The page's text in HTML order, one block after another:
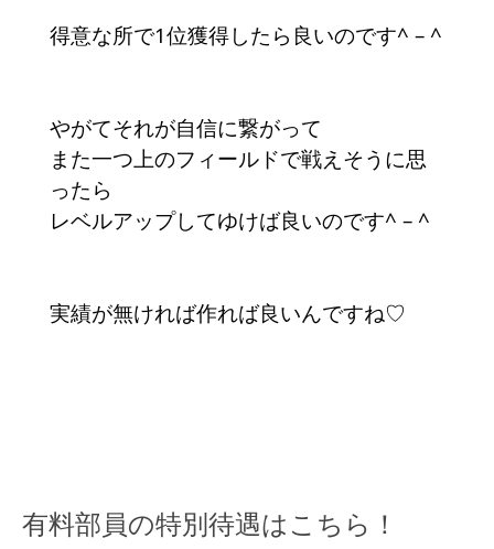
得意な所で1位獲得したら良いのです^ – ^
やがてそれが自信に繋がって
また一つ上のフィールドで戦えそうに思
ったら
レベルアップしてゆけば良いのです^ – ^
実績が無ければ作れば良いんですね♡
有料部員の特別待遇はこちら！